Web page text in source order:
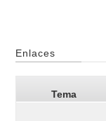
Enlaces
Tema